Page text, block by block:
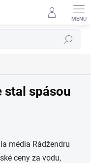
Hledat
stal spásou
média Rádžendru
ceny za vodu,